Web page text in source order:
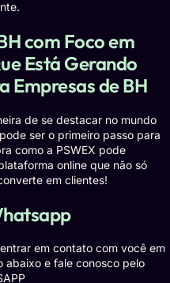
com Foco em
Está Gerando
Empresas de BH
de se destacar no mundo
ser o primeiro passo para
como a PSWEX pode
online que não só
em clientes!
em contato com você em
abaixo e fale conosco pelo